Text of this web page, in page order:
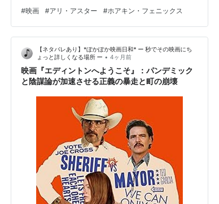
（ペドロ・パスカル）と対立する。ジョーは市長選挙に
立候補を表明するが……。 この監督の映画は『ミッドサ
マー』と『ボーはおそれている』を見た。監督は一貫し
て西洋社会のへんてこさを描いている。 西洋社会がどこ
か奇妙に見えるのは、それがロゴスによって組み立てら
れているからだ。ここでいうロゴスとは単な…
#映画 #アリ・アスター #ホアキン・フェニックス
【ネタバレあり】*ぽかぽか映画日和* ー 秒でその映画にち
ょっと詳しくなる場所 ー • 4ヶ月前
映画『エディントンへようこそ』：パンデミック
と陰謀論が加速させる正義の暴走と町の崩壊